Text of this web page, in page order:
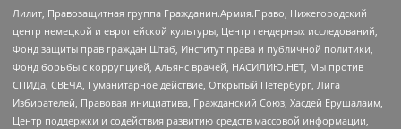
Лилит, Правозащитная группа Гражданин.Армия.Право, Нижегородский
центр немецкой и европейской культуры, Центр гендерных исследований,
Фонд защиты прав граждан Штаб, Институт права и публичной политики,
Фонд борьбы с коррупцией, Альянс врачей, НАСИЛИЮ.НЕТ, Мы против
СПИДа, СВЕЧА, Гуманитарное действие, Открытый Петербург, Лига
Избирателей, Правовая инициатива, Гражданский Союз, Хасдей Ерушалаим,
Центр поддержки и содействия развитию средств массовой информации,